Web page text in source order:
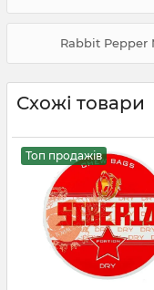
Rabbit Pepper
Схожі товари
Топ продажів